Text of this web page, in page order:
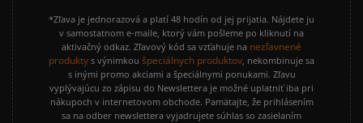
*Zľava je jednorazová a platí 48 hodín od jej prijatia. Nájdete ju
v samostatnom e-maile, ktorý vám pošleme po kliknutí na
aktivačný odkaz. Zľavový kód sa vzťahuje na nezľavnené
produkty s výnimkou špeciálnych produktov, nekombinuje sa
s inými promo akciami a špeciálnymi ponukami. Zľavu
vyplývajúcu zo zápisu do Newslettera je možné uplatniť iba pri
nákupoch v internetovom obchode. Pamätajte, že prihlásením
sa na odber newslettera vyjadrujete súhlas so zasielaním